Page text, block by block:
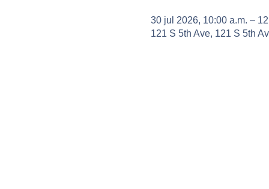
30 jul 2026, 10:00 a.m. –
121 S 5th Ave, 121 S 5th